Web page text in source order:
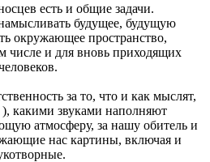
есть и общие задачи.
будущее, будущую
окружающее пространство,
и для вновь приходящих
за то, что и как мыслят,
), какими звуками наполняют
атмосферу, за нашу обитель и
нас картины, включая и